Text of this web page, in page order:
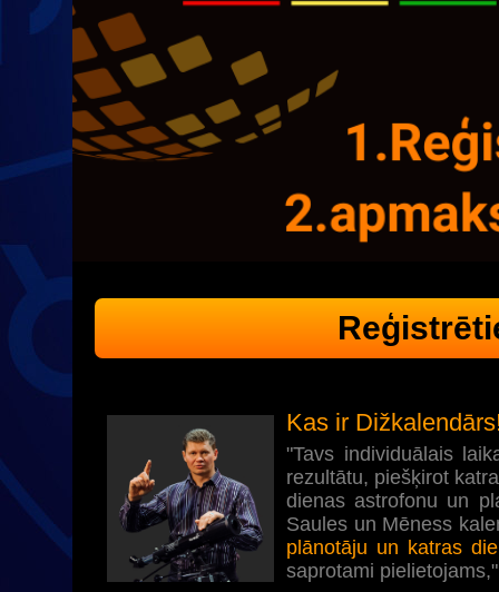
Kas ir
"Tavs individuālais
rezultātu, piešķirot
dienas astrofonu un
Saules un Mēness
plānotāju un katras
saprotami